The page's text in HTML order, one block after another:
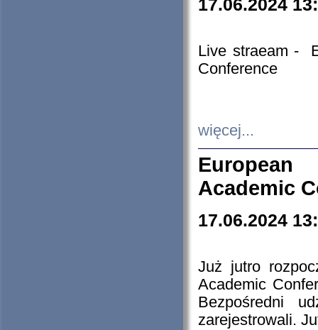
17.06.2024
Live straeam -
Conference
więcej...
European
Academic
17.06.2024
Już jutro
Academic
Bezpośredni
zarejestrowali.